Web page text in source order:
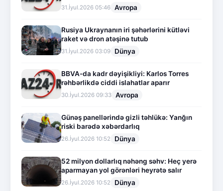
31.İyul.2026 05:46 Avropa
Rusiya Ukraynanın iri şəhərlərini kütləvi
raket və dron atəşinə tutub
31.İyul.2026 03:09 Dünya
BBVA-da kadr dəyişikliyi: Karlos Torres
rəhbərlikdə ciddi islahatlar aparır
30.İyul.2026 09:33 Avropa
Günəş panellərində gizli təhlükə: Yanğın
riski barədə xəbərdarlıq
26.İyul.2026 10:52 Dünya
52 milyon dollarlıq nəhəng səhv: Heç yerə
aparmayan yol görənləri heyrətə salır
26.İyul.2026 10:52 Dünya